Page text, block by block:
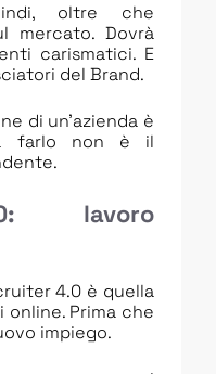
oltre che
mercato. Dovrà
carismatici. E
del Brand.
di un’azienda è
farlo non è il
lavoro
4.0 è quella
Prima che
impiego.